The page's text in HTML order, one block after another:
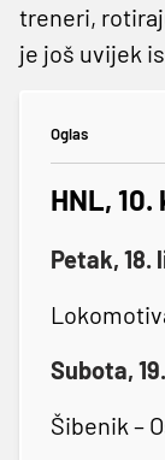
treneri,
je još uvijek
Oglas
HNL, 10.
Petak, 18.
Subota,
Šibenik –